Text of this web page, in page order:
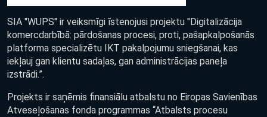
SIA "WUPS" ir veiksmīgi īstenojusi projektu "Digitalizācija
komercdarbībā: pārdošanas procesi, proti, pašapkalpošanās
platforma specializētu IKT pakalpojumu sniegšanai, kas
iekļauj gan klientu sadaļas, gan administrācijas paneļa
izstrādi.”.
Projekts ir saņēmis finansiālu atbalstu no Eiropas Savienības
Atveseļošanas fonda programmas “Atbalsts procesu